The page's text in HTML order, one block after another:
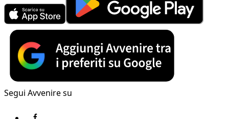
Segui Avvenire su